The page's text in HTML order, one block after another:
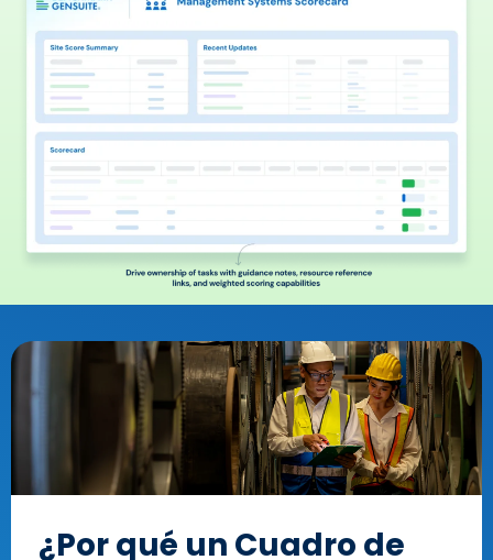
¿Por qué un Cuadro de